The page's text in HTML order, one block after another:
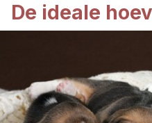
De ideale